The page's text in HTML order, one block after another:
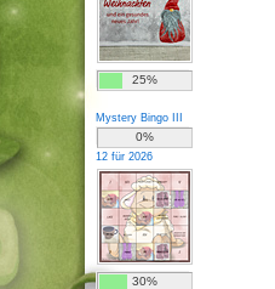
25%
Mystery Bingo III
0%
12 für 2026
30%